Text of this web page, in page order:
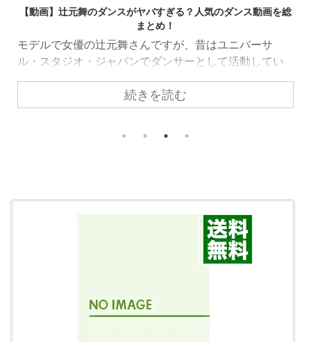
辻元舞（モデル）が韓国人で本名が判明？旦那の名前や職業
は？上手い絵のまとめも！
「プレバト」に出演したことで注目を集めている辻元
舞さん！ 美人なのに絵も上手くて多才な辻元舞さんの
旦那さんは、いったいどんな人物でしょうか！？ また
辻元舞さんが韓国人という噂の真相は？ 気になる噂を
プロフィールと一緒にまとめて紹介したいと思いま
続きを読む